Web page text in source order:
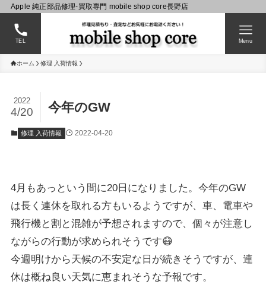
Apple 純正部品修理-買取専門 mobile shop core長野店
TEL Menu
ホーム 修理 入荷情報
今年のGW
2022
4/20
修理 入荷情報 2022-04-20
4月もあっという間に20日になりました。今年のGW
は長く連休を取れる方もいるようですが、車、電車や
飛行機と割と混雑が予想されますので、個々が注意し
ながらの行動が求められそうです😷
今週明けから天候の不安定な日が続きそうですが、連
休は概ね良い天気に恵まれそうな予報です。